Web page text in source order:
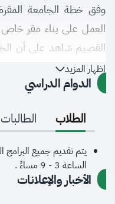
وفق خطة الجامعة
العمل على بناء مقر
القصيم شاهد على أن
الجديدة في جميع مناطق
إظهار المزيد
الدوام الدراسي
الطلاب
الطالبات
يتم تقديم جميع البرامج
الساعة 3 - 9 مساءً .
الأخبار والإعلانات